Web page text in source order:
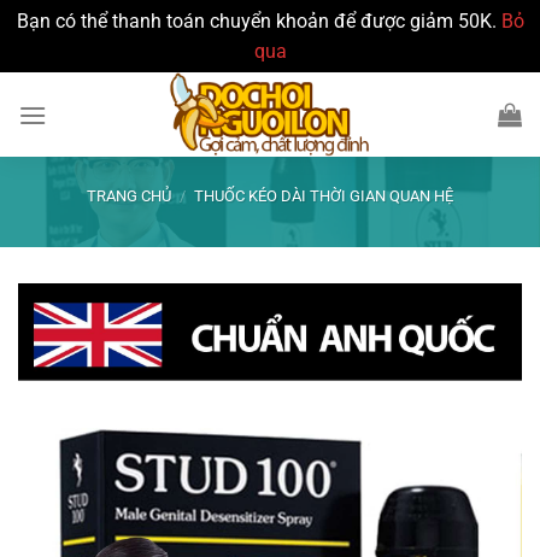
Bạn có thể thanh toán chuyển khoản để được giảm 50K. Bỏ
qua
qua
TRANG CHỦ / THUỐC KÉO DÀI THỜI GIAN QUAN HỆ